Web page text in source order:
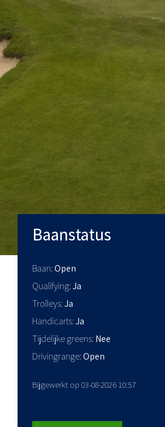
Baanstatus
Baan Open
Qualifying Ja
Trolleys Ja
Handicarts Ja
Tijdelijke greens Nee
Drivingrange Open
Bijgewerkt op 03-08-2026 10:57